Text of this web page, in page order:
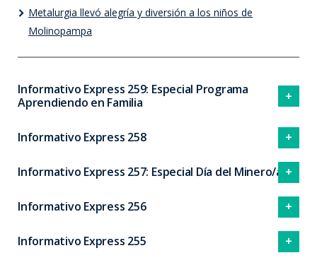
Metalurgia llevó alegría y diversión a los niños de
Molinopampa
Informativo Express 259: Especial Programa
Aprendiendo en Familia
Informativo Express 258
Informativo Express 257: Especial Día del Minero/a
Informativo Express 256
Informativo Express 255